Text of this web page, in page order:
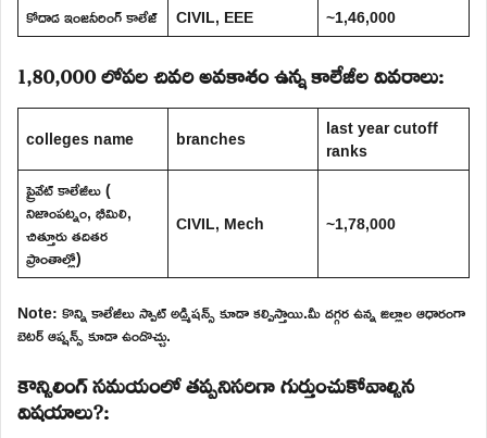
కోదాడ ఇంజనీరింగ్ కాలేజ్
CIVIL, EEE ~1,46,000
1,80,000 లోపల చివరి అవకాశం ఉన్న కాలేజీల వివరాలు:
colleges name branches last year cutoff
ranks
ప్రైవేట్ కాలేజీలు (
నిజాంపట్నం, భీమిలి,
చిత్తూరు తదితర
ప్రాంతాల్లో)
CIVIL, Mech ~1,78,000
Note: కొన్ని కాలేజీలు స్పాట్ అడ్మిషన్స్ కూడా కల్పిస్తాయి.మీ దగ్గర ఉన్న జిల్లాల ఆధారంగా
బెటర్ ఆప్షన్స్ కూడా ఉండొచ్చు.
కౌన్సిలింగ్ సమయంలో తప్పనిసరిగా గుర్తుంచుకోవాల్సిన
విషయాలు?: